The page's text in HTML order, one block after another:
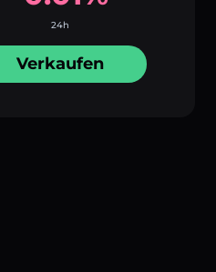
24h
Verkaufen